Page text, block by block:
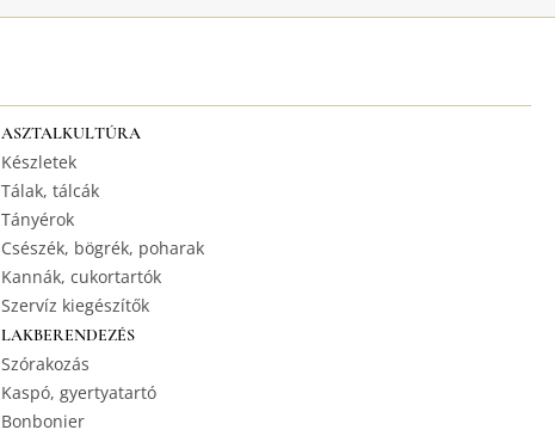
ASZTALKULTÚRA
Készletek
Tálak, tálcák
Tányérok
Csészék, bögrék, poharak
Kannák, cukortartók
Szervíz kiegészítők
LAKBERENDEZÉS
Szórakozás
Kaspó, gyertyatartó
Bonbonier